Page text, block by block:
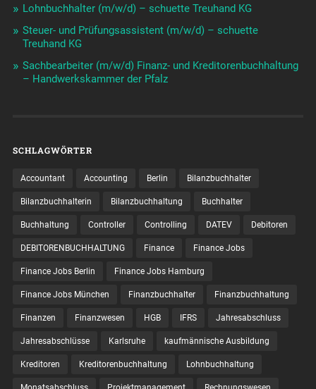
Lohnbuchhalter (m/w/d) – schuette Treuhand KG
Steuer- und Prüfungsassistent (m/w/d) – schuette
Treuhand KG
Sachbearbeiter (m/w/d) Finanz- und Kreditorenbuchhaltung
– Handwerkskammer der Pfalz
SCHLAGWÖRTER
Accountant Accounting Berlin Bilanzbuchhalter
Bilanzbuchhalterin Bilanzbuchhaltung Buchhalter
Buchhaltung Controller Controlling DATEV Debitoren
DEBITORENBUCHHALTUNG Finance Finance Jobs
Finance Jobs Berlin Finance Jobs Hamburg
Finance Jobs München Finanzbuchhalter Finanzbuchhaltung
Finanzen Finanzwesen HGB IFRS Jahresabschluss
Jahresabschlüsse Karlsruhe kaufmännische Ausbildung
Kreditoren Kreditorenbuchhaltung Lohnbuchhaltung